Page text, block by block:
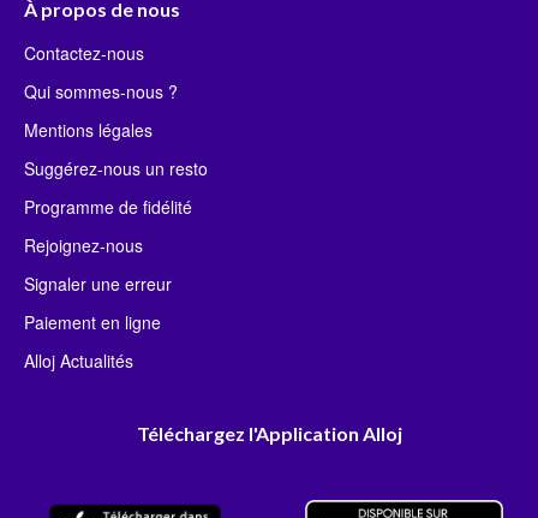
À propos de nous
Contactez-nous
Qui sommes-nous ?
Mentions légales
Suggérez-nous un resto
Programme de fidélité
Rejoignez-nous
Signaler une erreur
Paiement en ligne
Alloj Actualités
Téléchargez l'Application Alloj